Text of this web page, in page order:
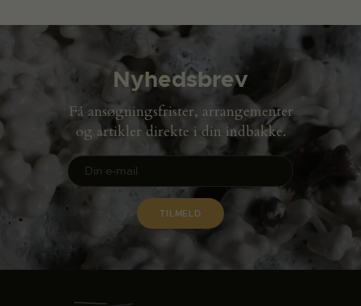
Nyhedsbrev
Få ansøgningsfrister, arrangementer
og artikler direkte i din indbakke.